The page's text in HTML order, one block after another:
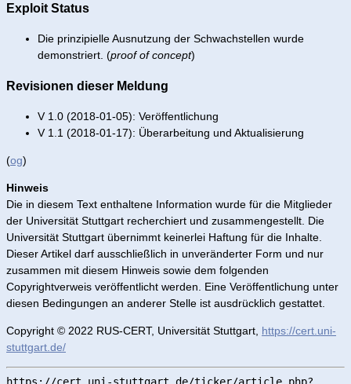
Exploit Status
Die prinzipielle Ausnutzung der Schwachstellen wurde
demonstriert. (proof of concept)
Revisionen dieser Meldung
V 1.0 (2018-01-05): Veröffentlichung
V 1.1 (2018-01-17): Überarbeitung und Aktualisierung
(og)
Hinweis
Die in diesem Text enthaltene Information wurde für die Mitglieder
der Universität Stuttgart recherchiert und zusammengestellt. Die
Universität Stuttgart übernimmt keinerlei Haftung für die Inhalte.
Dieser Artikel darf ausschließlich in unveränderter Form und nur
zusammen mit diesem Hinweis sowie dem folgenden
Copyrightverweis veröffentlicht werden. Eine Veröffentlichung unter
diesen Bedingungen an anderer Stelle ist ausdrücklich gestattet.
Copyright © 2022 RUS-CERT, Universität Stuttgart, https://cert.uni-
stuttgart.de/
https://cert.uni-stuttgart.de/ticker/article.php?